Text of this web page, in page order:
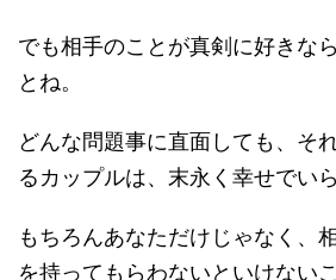
でも相手のことが真剣に好きな
とね。
どんな問題事に直面しても、そ
るカップルは、末永く幸せでい
もちろんあなただけじゃなく、
を持ってもらわないといけない